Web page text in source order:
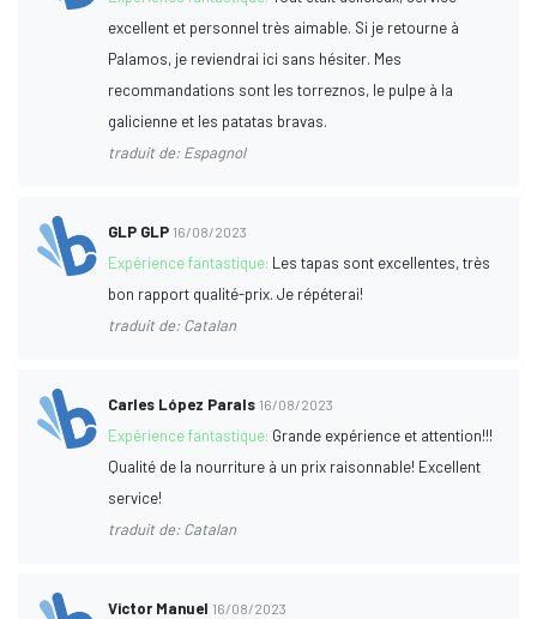
excellent et personnel très aimable. Si je retourne à
Palamos, je reviendrai ici sans hésiter. Mes
recommandations sont les torreznos, le pulpe à la
galicienne et les patatas bravas.
traduit de: Espagnol
GLP GLP 16/08/2023
Expérience fantastique: Les tapas sont excellentes, très
bon rapport qualité-prix. Je répéterai!
traduit de: Catalan
Carles López Parals 16/08/2023
Expérience fantastique: Grande expérience et attention!!!
Qualité de la nourriture à un prix raisonnable! Excellent
service!
traduit de: Catalan
Victor Manuel 16/08/2023